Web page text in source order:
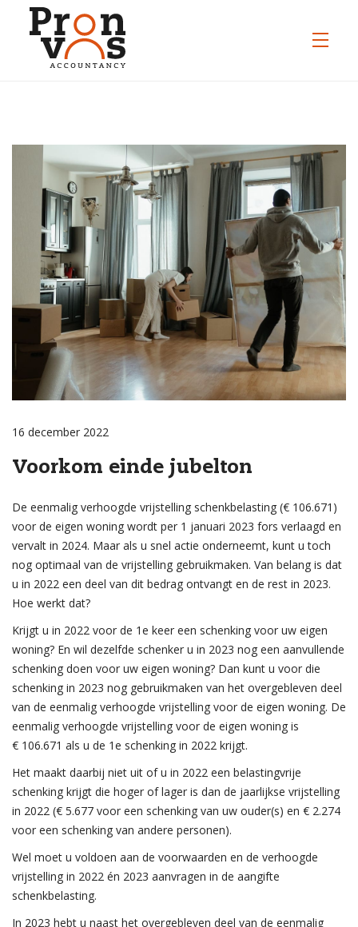
16 december 2022
Voorkom einde jubelton
De eenmalig verhoogde vrijstelling schenkbelasting (€ 106.671)
voor de eigen woning wordt per 1 januari 2023 fors verlaagd en
vervalt in 2024. Maar als u snel actie onderneemt, kunt u toch
nog optimaal van de vrijstelling gebruikmaken. Van belang is dat
u in 2022 een deel van dit bedrag ontvangt en de rest in 2023.
Hoe werkt dat?
Krijgt u in 2022 voor de 1e keer een schenking voor uw eigen
woning? En wil dezelfde schenker u in 2023 nog een aanvullende
schenking doen voor uw eigen woning? Dan kunt u voor die
schenking in 2023 nog gebruikmaken van het overgebleven deel
van de eenmalig verhoogde vrijstelling voor de eigen woning. De
eenmalig verhoogde vrijstelling voor de eigen woning is
€ 106.671 als u de 1e schenking in 2022 krijgt.
Het maakt daarbij niet uit of u in 2022 een belastingvrije
schenking krijgt die hoger of lager is dan de jaarlijkse vrijstelling
in 2022 (€ 5.677 voor een schenking van uw ouder(s) en € 2.274
voor een schenking van andere personen).
Wel moet u voldoen aan de voorwaarden en de verhoogde
vrijstelling in 2022 én 2023 aanvragen in de aangifte
schenkbelasting.
In 2023 hebt u naast het overgebleven deel van de eenmalig